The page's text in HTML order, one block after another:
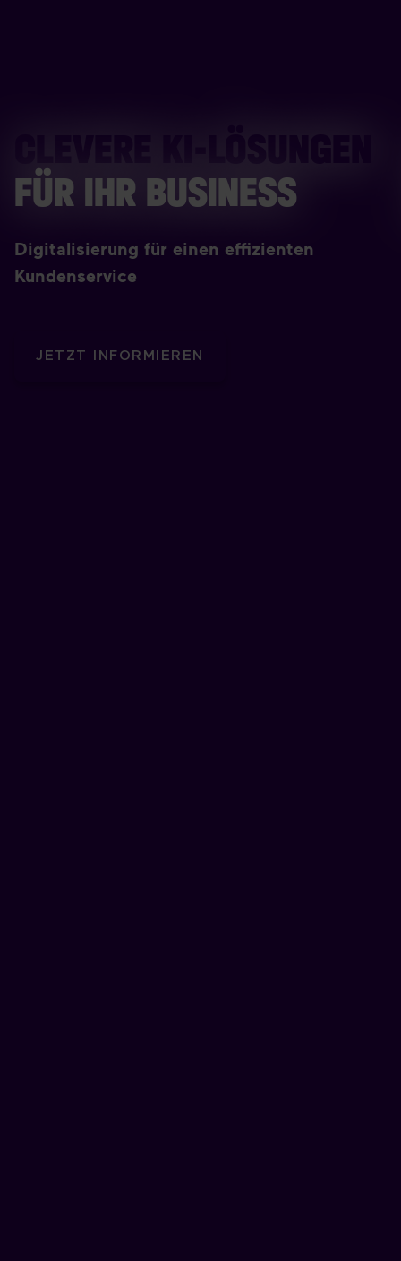
FÜR IHR BUSINESS
Digitalisierung für einen effizienten
Kundenservice
JETZT INFORMIEREN